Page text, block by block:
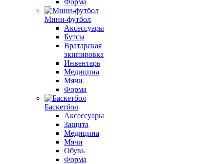
Форма
Мини-футбол
Аксессуары
Бутсы
Вратарская
экипировка
Инвентарь
Медицина
Мячи
Форма
Баскетбол
Аксессуары
Защита
Медицина
Мячи
Обувь
Форма